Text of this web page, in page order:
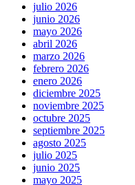
julio 2026
junio 2026
mayo 2026
abril 2026
marzo 2026
febrero 2026
enero 2026
diciembre 2025
noviembre 2025
octubre 2025
septiembre 2025
agosto 2025
julio 2025
junio 2025
mayo 2025